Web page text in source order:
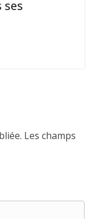
Les champs